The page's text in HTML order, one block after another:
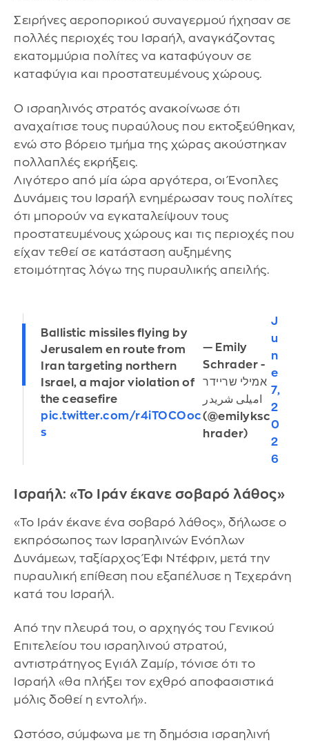
Σειρήνες αεροπορικού συναγερμού ήχησαν σε
πολλές περιοχές του Ισραήλ, αναγκάζοντας
εκατομμύρια πολίτες να καταφύγουν σε
καταφύγια και προστατευμένους χώρους.
Ο ισραηλινός στρατός ανακοίνωσε ότι
αναχαίτισε τους πυραύλους που εκτοξεύθηκαν,
ενώ στο βόρειο τμήμα της χώρας ακούστηκαν
πολλαπλές εκρήξεις.
Λιγότερο από μία ώρα αργότερα, οι Ένοπλες
Δυνάμεις του Ισραήλ ενημέρωσαν τους πολίτες
ότι μπορούν να εγκαταλείψουν τους
προστατευμένους χώρους και τις περιοχές που
είχαν τεθεί σε κατάσταση αυξημένης
ετοιμότητας λόγω της πυραυλικής απειλής.
Ballistic missiles flying by
Jerusalem en route from
Iran targeting northern
Israel, a major violation of
the ceasefire
pic.twitter.com/r4iTOCOoc
s
— Emily
Schrader -
אמילי שריידר
امیلی شریدر
(@emilyksc
hrader)
J
u
n
e
7,
2
0
2
6
Ισραήλ: «Το Ιράν έκανε σοβαρό λάθος»
«Το Ιράν έκανε ένα σοβαρό λάθος», δήλωσε ο
εκπρόσωπος των Ισραηλινών Ενόπλων
Δυνάμεων, ταξίαρχος Έφι Ντέφριν, μετά την
πυραυλική επίθεση που εξαπέλυσε η Τεχεράνη
κατά του Ισραήλ.
Από την πλευρά του, ο αρχηγός του Γενικού
Επιτελείου του ισραηλινού στρατού,
αντιστράτηγος Εγιάλ Ζαμίρ, τόνισε ότι το
Ισραήλ «θα πλήξει τον εχθρό αποφασιστικά
μόλις δοθεί η εντολή».
Ωστόσο, σύμφωνα με τη δημόσια ισραηλινή